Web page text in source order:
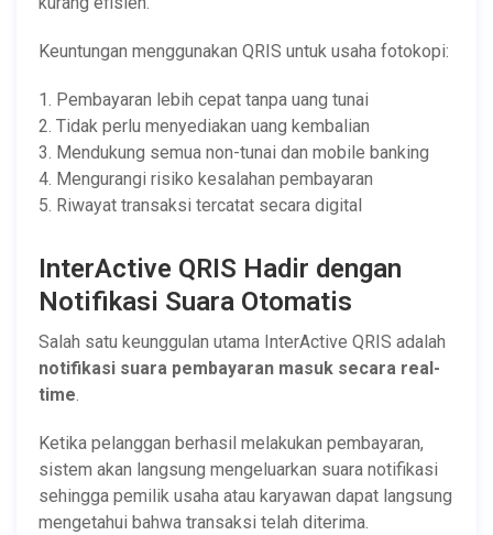
Keuntungan menggunakan QRIS untuk usaha fotokopi:
1. Pembayaran lebih cepat tanpa uang tunai
2. Tidak perlu menyediakan uang kembalian
3. Mendukung semua non-tunai dan mobile banking
4. Mengurangi risiko kesalahan pembayaran
5. Riwayat transaksi tercatat secara digital
InterActive QRIS Hadir dengan
Notifikasi Suara Otomatis
Salah satu keunggulan utama InterActive QRIS adalah
notifikasi suara pembayaran masuk secara real-
time.
Ketika pelanggan berhasil melakukan pembayaran,
sistem akan langsung mengeluarkan suara notifikasi
sehingga pemilik usaha atau karyawan dapat langsung
mengetahui bahwa transaksi telah diterima.